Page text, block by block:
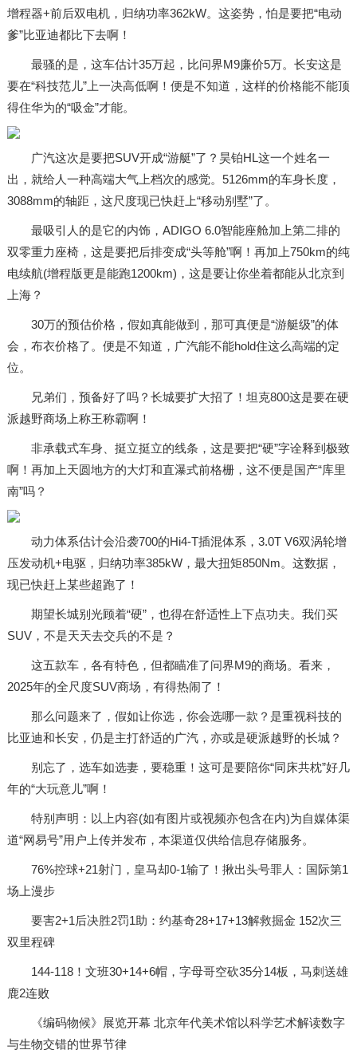
增程器+前后双电机，归纳功率362kW。这姿势，怕是要把“电动
爹”比亚迪都比下去啊！
最骚的是，这车估计35万起，比问界M9廉价5万。长安这是
要在“科技范儿”上一决高低啊！便是不知道，这样的价格能不能顶
得住华为的“吸金”才能。
广汽这次是要把SUV开成“游艇”了？昊铂HL这一个姓名一
出，就给人一种高端大气上档次的感觉。5126mm的车身长度，
3088mm的轴距，这尺度现已快赶上“移动别墅”了。
最吸引人的是它的内饰，ADIGO 6.0智能座舱加上第二排的
双零重力座椅，这是要把后排变成“头等舱”啊！再加上750km的纯
电续航(增程版更是能跑1200km)，这是要让你坐着都能从北京到
上海？
30万的预估价格，假如真能做到，那可真便是“游艇级”的体
会，布衣价格了。便是不知道，广汽能不能hold住这么高端的定
位。
兄弟们，预备好了吗？长城要扩大招了！坦克800这是要在硬
派越野商场上称王称霸啊！
非承载式车身、挺立挺立的线条，这是要把“硬”字诠释到极致
啊！再加上天圆地方的大灯和直瀑式前格栅，这不便是国产“库里
南”吗？
动力体系估计会沿袭700的Hi4-T插混体系，3.0T V6双涡轮增
压发动机+电驱，归纳功率385kW，最大扭矩850Nm。这数据，
现已快赶上某些超跑了！
期望长城别光顾着“硬”，也得在舒适性上下点功夫。我们买
SUV，不是天天去交兵的不是？
这五款车，各有特色，但都瞄准了问界M9的商场。看来，
2025年的全尺度SUV商场，有得热闹了！
那么问题来了，假如让你选，你会选哪一款？是重视科技的
比亚迪和长安，仍是主打舒适的广汽，亦或是硬派越野的长城？
别忘了，选车如选妻，要稳重！这可是要陪你“同床共枕”好几
年的“大玩意儿”啊！
特别声明：以上内容(如有图片或视频亦包含在内)为自媒体渠
道“网易号”用户上传并发布，本渠道仅供给信息存储服务。
76%控球+21射门，皇马却0-1输了！揪出头号罪人：国际第1
场上漫步
要害2+1后决胜2罚1助：约基奇28+17+13解救掘金 152次三
双里程碑
144-118！文班30+14+6帽，字母哥空砍35分14板，马刺送雄
鹿2连败
《编码物候》展览开幕 北京年代美术馆以科学艺术解读数字
与生物交错的世界节律